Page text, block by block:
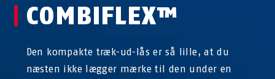
COMBIFLEX™
Den kompakte træk-ud-lås er så lille, at du
næsten ikke lægger mærke til den under en